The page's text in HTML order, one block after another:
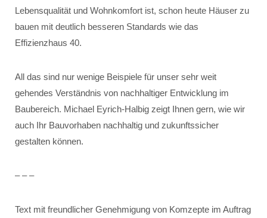
Lebensqualität und Wohnkomfort ist, schon heute Häuser zu
bauen mit deutlich besseren Standards wie das
Effizienzhaus 40.
All das sind nur wenige Beispiele für unser sehr weit
gehendes Verständnis von nachhaltiger Entwicklung im
Baubereich. Michael Eyrich-Halbig zeigt Ihnen gern, wie wir
auch Ihr Bauvorhaben nachhaltig und zukunftssicher
gestalten können.
– – –
Text mit freundlicher Genehmigung von Komzepte im Auftrag